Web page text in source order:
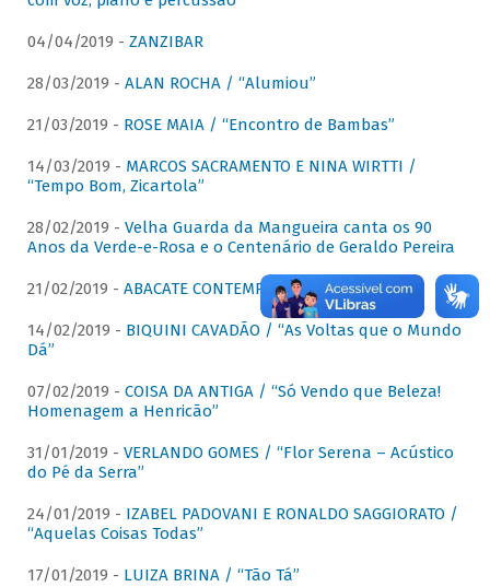
04/04/2019 - ZANZIBAR
28/03/2019 - ALAN ROCHA / “Alumiou”
21/03/2019 - ROSE MAIA / “Encontro de Bambas”
14/03/2019 - MARCOS SACRAMENTO E NINA WIRTTI /
“Tempo Bom, Zicartola”
28/02/2019 - Velha Guarda da Mangueira canta os 90
Anos da Verde-e-Rosa e o Centenário de Geraldo Pereira
21/02/2019 - ABACATE CONTEMPORÂNEO
14/02/2019 - BIQUINI CAVADÃO / “As Voltas que o Mundo
Dá”
07/02/2019 - COISA DA ANTIGA / “Só Vendo que Beleza!
Homenagem a Henricão”
31/01/2019 - VERLANDO GOMES / “Flor Serena – Acústico
do Pé da Serra”
24/01/2019 - IZABEL PADOVANI E RONALDO SAGGIORATO /
“Aquelas Coisas Todas”
17/01/2019 - LUIZA BRINA / “Tão Tá”